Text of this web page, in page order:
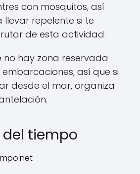
con mosquitos, así
llevar repelente si te
de esta actividad.
no hay zona reservada
así que si
desde el mar, organiza
del tiempo